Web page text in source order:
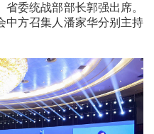
委统战部部长郭强出席。
中方召集人潘家华分别主持